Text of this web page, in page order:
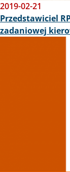
2019-02-21
Przedstawiciel
zadaniowej